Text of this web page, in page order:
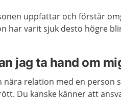
uppfattar och förstår
har varit sjuk desto högre
jag ta hand om
nära relation med en person
Du kanske känner att